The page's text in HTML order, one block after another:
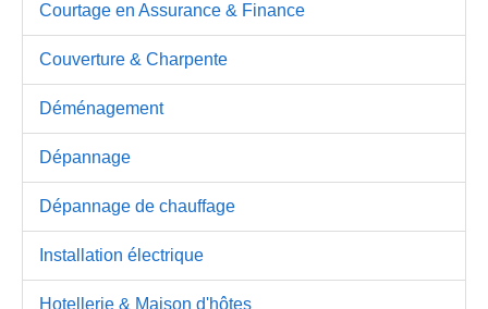
Courtage en Assurance & Finance
Couverture & Charpente
Déménagement
Dépannage
Dépannage de chauffage
Installation électrique
Hotellerie & Maison d'hôtes